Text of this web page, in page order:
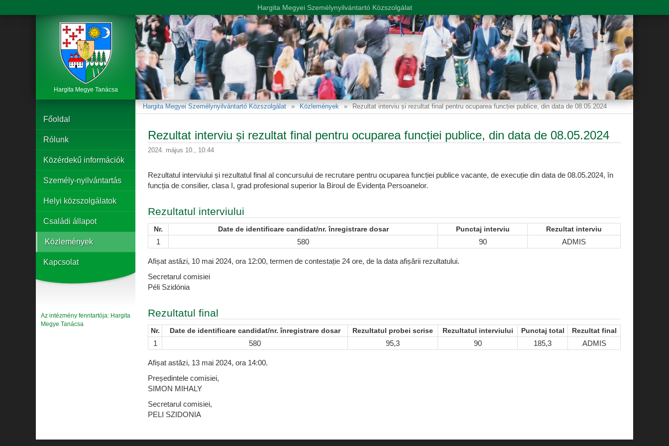
Főoldal
Rólunk
Közérdekű információk
Személy-nyilvántartás
Helyi közszolgálatok
Családi állapot
Közlemények
Kapcsolat
Az intézmény fenntartója: Hargita
Megye Tanácsa
Hargita Megyei Személynyilvántartó Közszolgálat Közlemények Rezultat interviu și rezultat final pentru ocuparea funcției publice, din data de 08.05.2024
Rezultat interviu și rezultat final pentru ocuparea funcției publice, din data de 08.05.2024
2024. május 10., 10:44
Rezultatul interviului și rezultatul final al concursului de recrutare pentru ocuparea funcției publice vacante, de execuție din data de 08.05.2024, în
funcția de consilier, clasa I, grad profesional superior la Biroul de Evidența Persoanelor.
Rezultatul interviului
Nr. Date de identificare candidat/nr. înregistrare dosar Punctaj interviu Rezultat interviu
1 580 90 ADMIS
Afișat astăzi, 10 mai 2024, ora 12:00, termen de contestație 24 ore, de la data afișării rezultatului.
Secretarul comisiei
Péli Szidónia
Rezultatul final
Nr. Date de identificare candidat/nr. înregistrare dosar Rezultatul probei scrise Rezultatul interviului Punctaj total Rezultat final
1 580 95,3 90 185,3 ADMIS
Afișat astăzi, 13 mai 2024, ora 14:00.
Președintele comisiei,
SIMON MIHALY
Secretarul comisiei,
PELI SZIDONIA
Hargita Megyei Személynyilvántartó Közszolgálat
Hargita Megye Tanácsa